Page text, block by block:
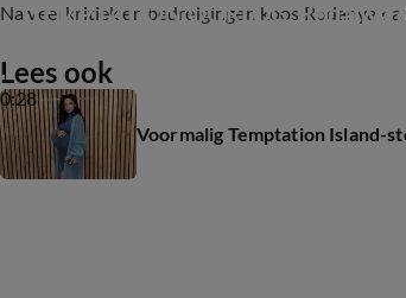
Na veel kritiek en bedreigingen koos Rodanya
0:28
TEMPTATION OORLOG:
Lees ook
Voormalig Temptation Island-